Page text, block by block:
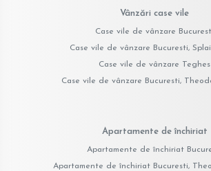
Vânzări case vile
Case vile de vânzare
Case vile de vânzare Bucuresti,
Case vile de vânzare Teghes
Case vile de vânzare Bucuresti,
Apartamente de închiriat
Apartamente de închiriat
Apartamente de închiriat Bucuresti,